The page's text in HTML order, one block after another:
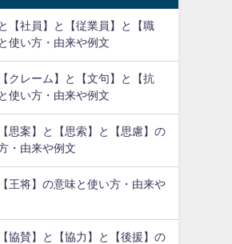
【社員】と【従業員】と【職
使い方・由来や例文
クレーム】と【文句】と【抗
使い方・由来や例文
思案】と【思索】と【思慮】の
・由来や例文
王将】の意味と使い方・由来や
協賛】と【協力】と【後援】の